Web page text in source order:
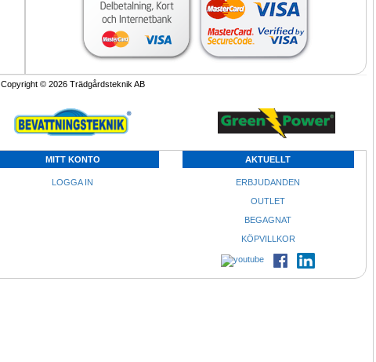
Copyright © 2026 Trädgårdsteknik AB
MITT KONTO
LOGGA IN
AKTUELLT
ERBJUDANDEN
OUTLET
BEGAGNAT
KÖPVILLKOR